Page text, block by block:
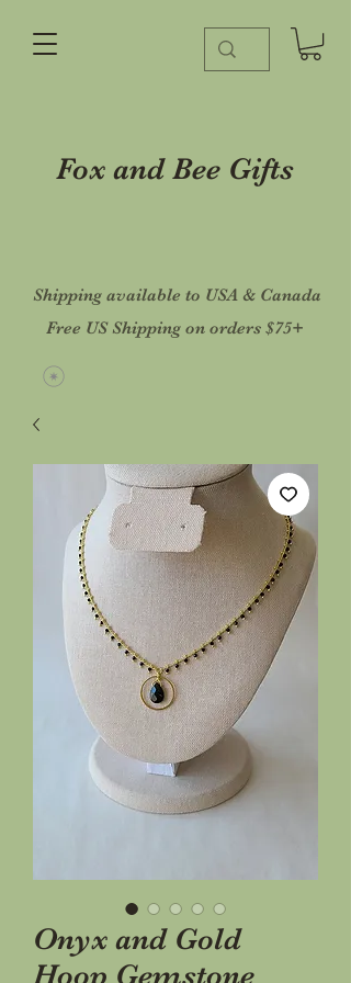
Fox and Bee Gifts
Shipping available to USA & Canada
Free US Shipping on orders $75+
Onyx and Gold
Hoop Gemstone